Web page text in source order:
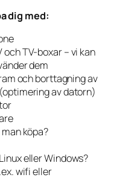
dig med:
TV-boxar – vi kan
dem
och borttagning av
av datorn)
köpa?
eller Windows?
wifi eller